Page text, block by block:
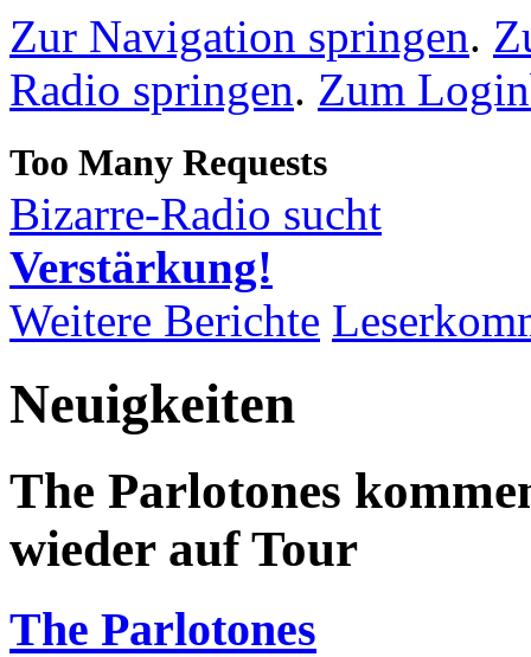
Zur Navigation springen.
Radio springen. Zum
Bizarre-Radio sucht
Verstärkung!
Weitere Berichte
Neuigkeiten
The Parlotones
wieder auf Tour
The Parlotones